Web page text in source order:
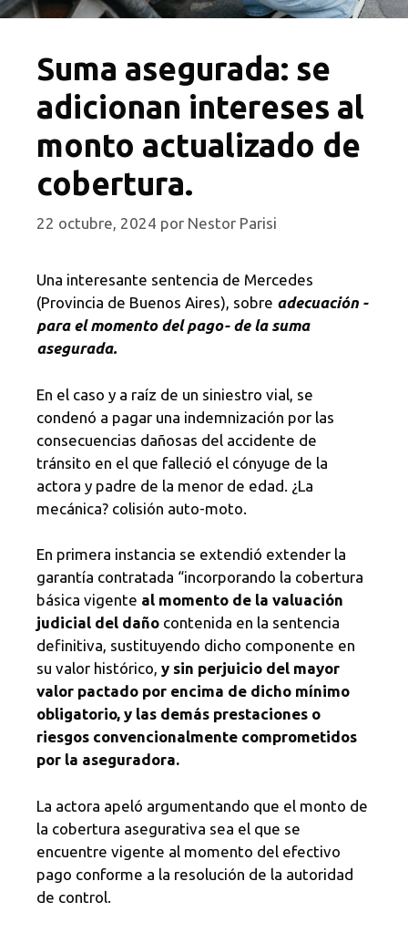
Suma asegurada: se
adicionan intereses al
monto actualizado de
cobertura.
22 octubre, 2024 por Nestor Parisi
Una interesante sentencia de Mercedes
(Provincia de Buenos Aires), sobre adecuación -
para el momento del pago- de la suma
asegurada.
En el caso y a raíz de un siniestro vial, se
condenó a pagar una indemnización por las
consecuencias dañosas del accidente de
tránsito en el que falleció el cónyuge de la
actora y padre de la menor de edad. ¿La
mecánica? colisión auto-moto.
En primera instancia se extendió extender la
garantía contratada “incorporando la cobertura
básica vigente al momento de la valuación
judicial del daño contenida en la sentencia
definitiva, sustituyendo dicho componente en
su valor histórico, y sin perjuicio del mayor
valor pactado por encima de dicho mínimo
obligatorio, y las demás prestaciones o
riesgos convencionalmente comprometidos
por la aseguradora.
La actora apeló argumentando que el monto de
la cobertura asegurativa sea el que se
encuentre vigente al momento del efectivo
pago conforme a la resolución de la autoridad
de control.